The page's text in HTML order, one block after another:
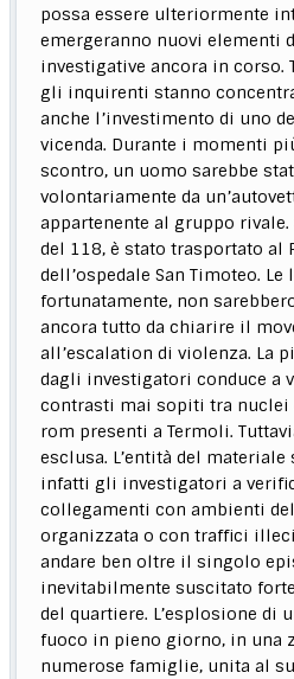
possa essere ulteriormente
emergeranno nuovi elementi
investigative ancora in corso.
gli inquirenti stanno
anche l’investimento di uno
vicenda. Durante i momenti
scontro, un uomo sarebbe
volontariamente da
appartenente al gruppo
del 118, è stato trasportato al
dell’ospedale San Timoteo.
fortunatamente, non
ancora tutto da chiarire il
all’escalation di violenza. La
dagli investigatori conduce a
contrasti mai sopiti tra nuclei
rom presenti a Termoli.
esclusa. L’entità del
infatti gli investigatori a
collegamenti con ambienti
organizzata o con traffici
andare ben oltre il singolo
inevitabilmente suscitato
del quartiere. L’esplosione di
fuoco in pieno giorno, in una
numerose famiglie, unita al